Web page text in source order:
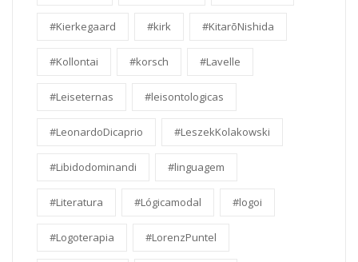
#Kierkegaard #kirk #KitarōNishida
#Kollontai #korsch #Lavelle
#Leiseternas #leisontologicas
#LeonardoDicaprio #LeszekKolakowski
#Libidodominandi #linguagem
#Literatura #Lógicamodal #logoi
#Logoterapia #LorenzPuntel